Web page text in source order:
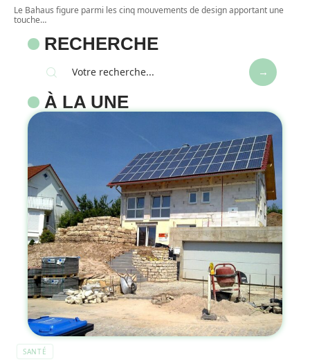
Le Bahaus figure parmi les cinq mouvements de design apportant une
touche…
RECHERCHE
À LA UNE
SANTÉ